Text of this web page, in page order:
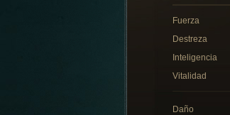
Fuerza
Destreza
Inteligencia
Vitalidad
Daño